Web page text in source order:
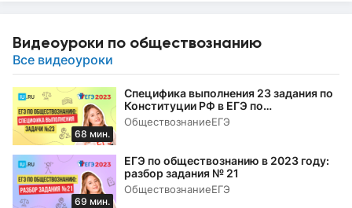
Видеоуроки по обществознанию
Все видеоуроки
68 мин.
Специфика выполнения 23 задания по
Конституции РФ в ЕГЭ по
обществознанию в 2023 году
ОбществознаниеЕГЭ
69 мин.
ЕГЭ по обществознанию в 2023 году:
разбор задания № 21
ОбществознаниеЕГЭ